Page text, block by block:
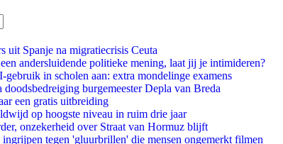
uit Spanje na migratiecrisis Ceuta
andersluidende politieke mening, laat jij je intimideren?
gebruik in scholen aan: extra mondelinge examens
burgemeester Depla van Breda
een gratis uitbreiding
op hoogste niveau in ruim drie jaar
onzekerheid over Straat van Hormuz blijft
tegen 'gluurbrillen' die mensen ongemerkt filmen